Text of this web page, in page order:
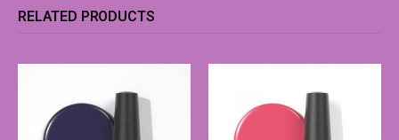
RELATED PRODUCTS